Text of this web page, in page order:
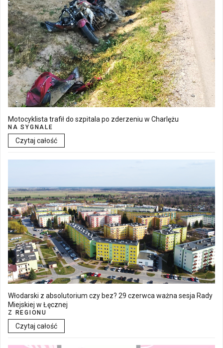
Motocyklista trafił do szpitala po zderzeniu w Charlężu
NA SYGNALE
Czytaj całość
Włodarski z absolutorium czy bez? 29 czerwca ważna sesja Rady
Miejskiej w Łęcznej
Z REGIONU
Czytaj całość